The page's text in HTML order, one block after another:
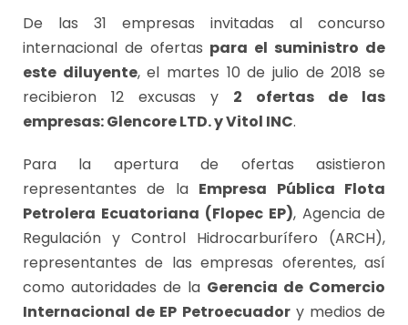
De las 31 empresas invitadas al concurso
internacional de ofertas para el suministro de
este diluyente, el martes 10 de julio de 2018 se
recibieron 12 excusas y 2 ofertas de las
empresas: Glencore LTD. y Vitol INC.
Para la apertura de ofertas asistieron
representantes de la Empresa Pública Flota
Petrolera Ecuatoriana (Flopec EP), Agencia de
Regulación y Control Hidrocarburífero (ARCH),
representantes de las empresas oferentes, así
como autoridades de la Gerencia de Comercio
Internacional de EP Petroecuadory medios de